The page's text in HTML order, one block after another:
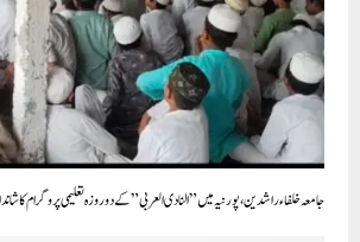
جامعہ خلفاء راشدین،پورنیہ میں ”النادی العربی” کے دو روزہ تعلیمی پروگرام کا